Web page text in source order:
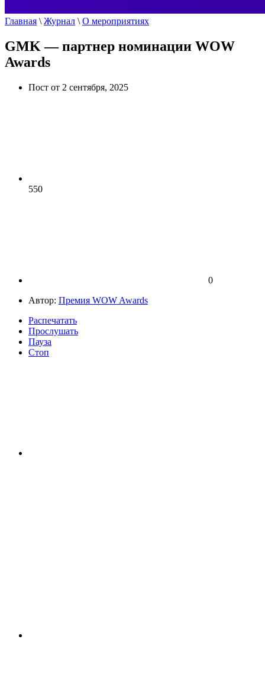
Главная \ Журнал \ О мероприятиях
GMK — партнер номинации WOW
Awards
Пост от 2 сентября, 2025
550
0
Автор: Премия WOW Awards
Распечатать
Прослушать
Пауза
Стоп